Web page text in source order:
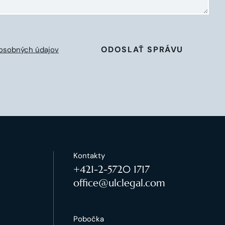
údajov ODOSLAŤ SPRÁVU
Kontakty
+421-2-5720 1717
office@ulclegal.com
Pobočka